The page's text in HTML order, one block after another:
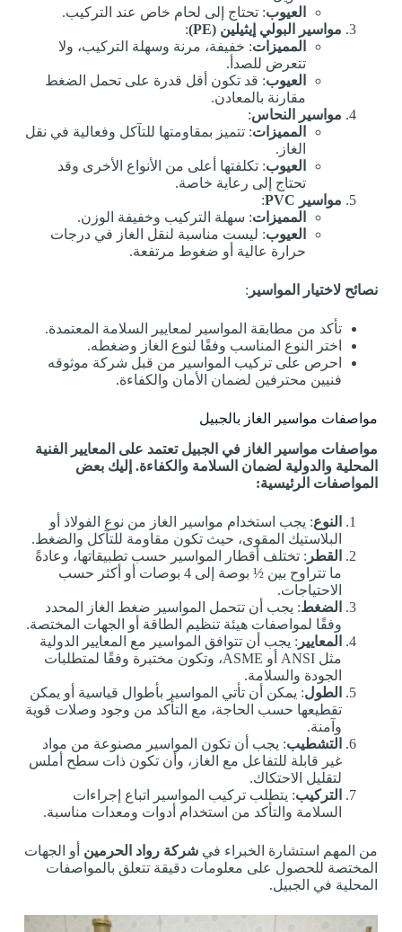
العيوب: تحتاج إلى لحام خاص عند التركيب.
مواسير البولي إيثيلين (PE)
:
المميزات: خفيفة، مرنة وسهلة التركيب، ولا
تتعرض للصدأ.
العيوب: قد تكون أقل قدرة على تحمل الضغط
مقارنة بالمعادن.
مواسير النحاس:
المميزات: تتميز بمقاومتها للتآكل وفعالية في نقل
الغاز.
العيوب: تكلفتها أعلى من الأنواع الأخرى وقد
تحتاج إلى رعاية خاصة.
مواسير PVC
:
المميزات: سهلة التركيب وخفيفة الوزن.
العيوب: ليست مناسبة لنقل الغاز في درجات
حرارة عالية أو ضغوط مرتفعة.
نصائح لاختيار المواسير :
تأكد من مطابقة المواسير لمعايير السلامة المعتمدة.
اختر النوع المناسب وفقًا لنوع الغاز وضغطه.
احرص على تركيب المواسير من قبل شركة موثوقه
فنيين محترفين لضمان الأمان والكفاءة.
مواصفات مواسير الغاز بالجبيل
مواصفات مواسير الغاز في الجبيل تعتمد على المعايير الفنية
المحلية والدولية لضمان السلامة والكفاءة. إليك بعض
المواصفات الرئيسية:
النوع: يجب استخدام مواسير الغاز من نوع الفولاذ أو
البلاستيك المقوى، حيث تكون مقاومة للتآكل والضغط.
القطر : تختلف أقطار المواسير حسب تطبيقاتها، وعادةً
ما تتراوح بين ½ بوصة إلى 4 بوصات أو أكثر حسب
الاحتياجات.
الضغط: يجب أن تتحمل المواسير ضغط الغاز المحدد
وفقًا لمواصفات هيئة تنظيم الطاقة أو الجهات المختصة.
المعايير : يجب أن تتوافق المواسير مع المعايير الدولية
مثل ANSI أو ASME، وتكون مختبرة وفقًا لمتطلبات
الجودة والسلامة.
الطول: يمكن أن تأتي المواسير بأطوال قياسية أو يمكن
تقطيعها حسب الحاجة، مع التأكد من وجود وصلات قوية
وآمنة.
التشطيب: يجب أن تكون المواسير مصنوعة من مواد
غير قابلة للتفاعل مع الغاز، وأن تكون ذات سطح أملس
لتقليل الاحتكاك.
التركيب: يتطلب تركيب المواسير اتباع إجراءات
السلامة والتأكد من استخدام أدوات ومعدات مناسبة.
من المهم استشارة الخبراء في شركة رواد الحرمين أو الجهات
المختصة للحصول على معلومات دقيقة تتعلق بالمواصفات
المحلية في الجبيل.